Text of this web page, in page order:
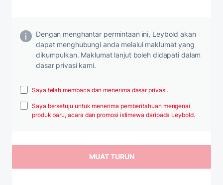
Dengan menghantar permintaan ini, Leybold akan
dapat menghubungi anda melalui maklumat yang
dikumpulkan. Maklumat lanjut boleh didapati dalam
dasar privasi kami.
Saya telah membaca dan menerima dasar privasi.
Saya bersetuju untuk menerima pemberitahuan mengenai
produk baru, acara dan promosi istimewa daripada Leybold.